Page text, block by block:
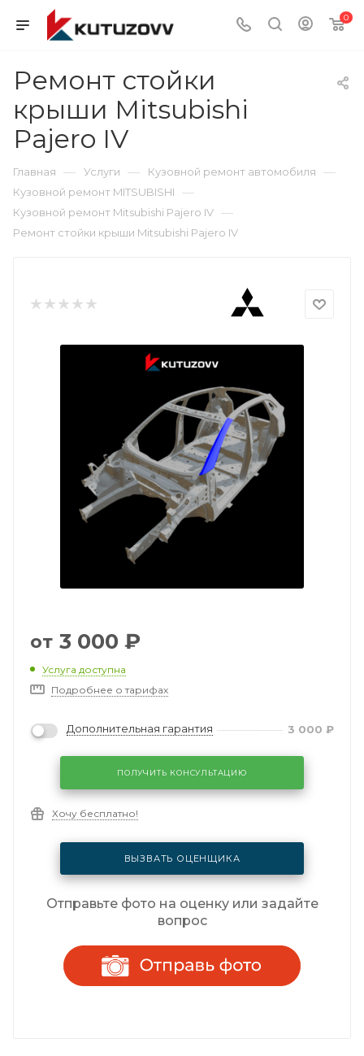
0
Ремонт стойки
крыши Mitsubishi
Pajero IV
Главная — Услуги — Кузовной ремонт автомобиля —
Кузовной ремонт MITSUBISHI —
Кузовной ремонт Mitsubishi Pajero IV —
Ремонт стойки крыши Mitsubishi Pajero IV
от 3 000 ₽
Услуга доступна
Подробнее о тарифах
Дополнительная гарантия 3 000 ₽
ПОЛУЧИТЬ КОНСУЛЬТАЦИЮ
Хочу бесплатно!
ВЫЗВАТЬ ОЦЕНЩИКА
Отправьте фото на оценку или задайте
вопрос